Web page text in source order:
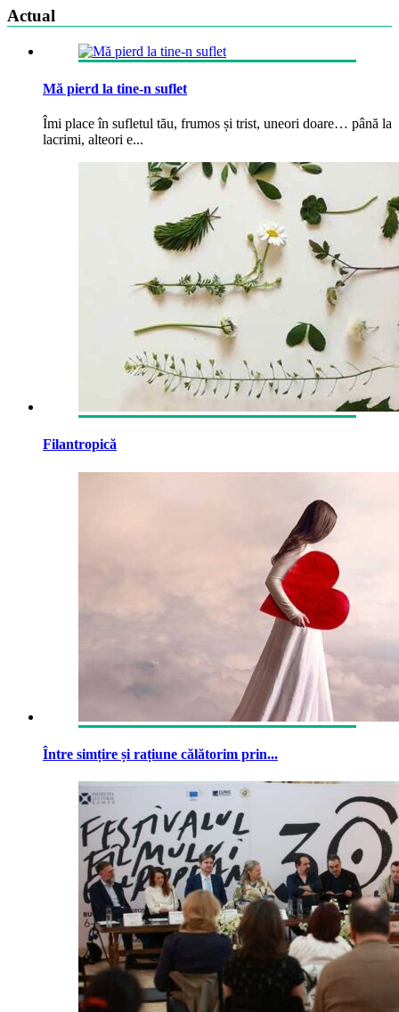
Actual
Mă pierd la tine-n suflet
Îmi place în sufletul tău, frumos și trist, uneori doare… până la
lacrimi, alteori e...
Filantropică
Între simțire și rațiune călătorim prin...